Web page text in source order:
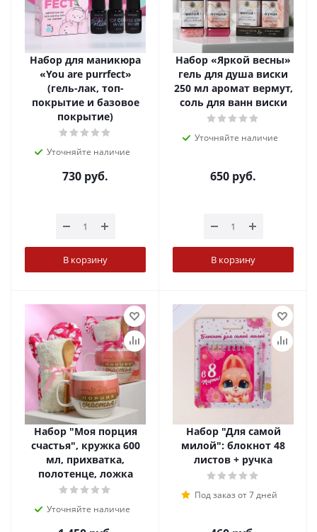
Набор для маникюра
«You are purrfect»
(гель-лак, топ-
покрытие и базовое
покрытие)
Уточняйте наличие
730 руб.
В корзину
Набор «Яркой весны»
гель для душа виски
250 мл аромат вермут,
соль для ванн виски
Уточняйте наличие
650 руб.
В корзину
Набор "Моя порция
счастья", кружка 600
мл, прихватка,
полотенце, ложка
Уточняйте наличие
Набор "Для самой
милой": блокнот 48
листов + ручка
Под заказ от 7 дней